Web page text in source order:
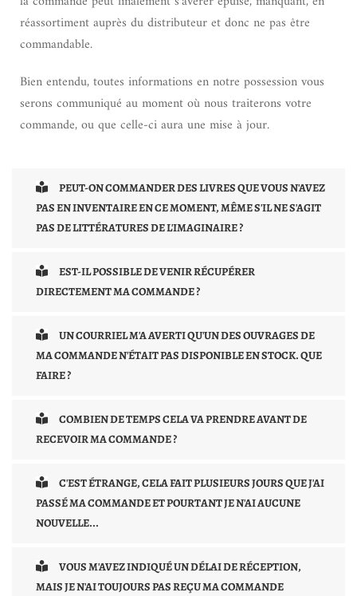
réassortiment auprès du distributeur et donc ne pas être
commandable.
Bien entendu, toutes informations en notre possession vous
serons communiqué au moment où nous traiterons votre
commande, ou que celle-ci aura une mise à jour.
PEUT-ON COMMANDER DES LIVRES QUE VOUS N'AVEZ
PAS EN INVENTAIRE EN CE MOMENT, MÊME S'IL NE S'AGIT
PAS DE LITTÉRATURES DE L'IMAGINAIRE ?
EST-IL POSSIBLE DE VENIR RÉCUPÉRER
DIRECTEMENT MA COMMANDE ?
UN COURRIEL M'A AVERTI QU'UN DES OUVRAGES DE
MA COMMANDE N'ÉTAIT PAS DISPONIBLE EN STOCK. QUE
FAIRE ?
COMBIEN DE TEMPS CELA VA PRENDRE AVANT DE
RECEVOIR MA COMMANDE ?
C'EST ÉTRANGE, CELA FAIT PLUSIEURS JOURS QUE J'AI
PASSÉ MA COMMANDE ET POURTANT JE N'AI AUCUNE
NOUVELLE...
VOUS M'AVEZ INDIQUÉ UN DÉLAI DE RÉCEPTION,
MAIS JE N'AI TOUJOURS PAS REÇU MA COMMANDE